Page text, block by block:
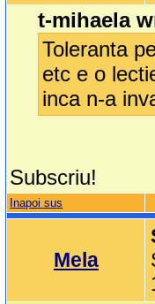
t-mihaela
Toleranta
etc e o
inca n-a
Subscriu!
Inapoi sus
Mela